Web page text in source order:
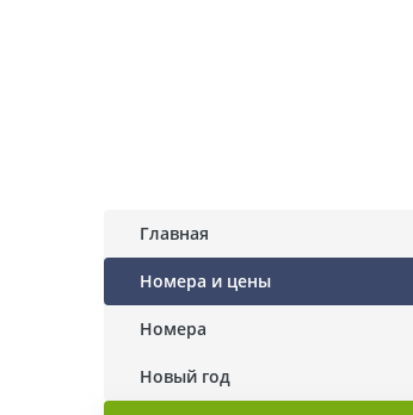
Главная
Номера и цены
Номера
Новый год